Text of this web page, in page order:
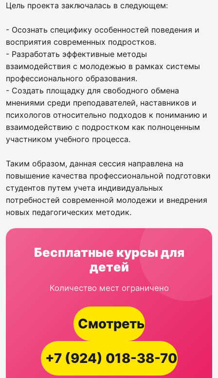
Цель проекта заключалась в следующем:
- Осознать специфику особенностей поведения и
восприятия современных подростков.
- Разработать эффективные методы
взаимодействия с молодежью в рамках системы
профессионального образования.
- Создать площадку для свободного обмена
мнениями среди преподавателей, наставников и
психологов относительно подходов к пониманию и
взаимодействию с подростком как полноценным
участником учебного процесса.
Таким образом, данная сессия направлена на
повышение качества профессиональной подготовки
студентов путем учета индивидуальных
потребностей современной молодежи и внедрения
новых педагогических методик.
Бесплатные курсы для
детей
Количество мест ограничено
Смотреть
+7 (924) 018-38-70